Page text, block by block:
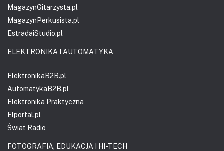
MagazynGitarzysta.pl
MagazynPerkusista.pl
EstradaiStudio.pl
ELEKTRONIKA I AUTOMATYKA
ElektronikaB2B.pl
AutomatykaB2B.pl
Elektronika Praktyczna
Elportal.pl
Świat Radio
FOTOGRAFIA, EDUKACJA I HI-TECH